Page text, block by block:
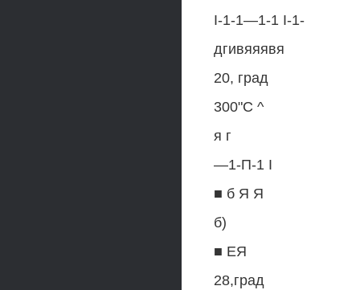
I-1-1—1-1 I-1-
дгивяяявя
20, град
300"С ^
я г
—1-П-1 I
■ б Я Я
б)
■ ЕЯ
28,град